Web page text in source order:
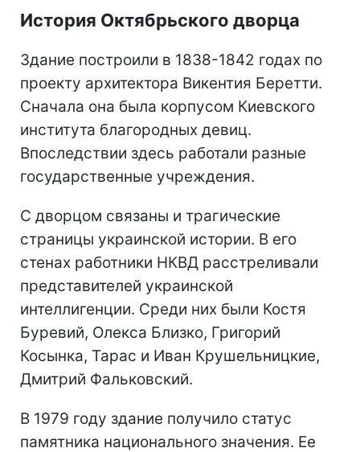
История Октябрьского дворца
Здание построили в 1838-1842 годах по
проекту архитектора Викентия Беретти.
Сначала она была корпусом Киевского
института благородных девиц.
Впоследствии здесь работали разные
государственные учреждения.
С дворцом связаны и трагические
страницы украинской истории. В его
стенах работники НКВД расстреливали
представителей украинской
интеллигенции. Среди них были Костя
Буревий, Олекса Близко, Григорий
Косынка, Тарас и Иван Крушельницкие,
Дмитрий Фальковский.
В 1979 году здание получило статус
памятника национального значения. Ее